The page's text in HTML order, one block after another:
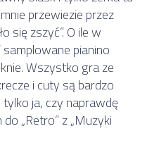
przewiezie przez
się zszyć”. O ile w
pianino
Wszystko gra ze
i cuty są bardzo
ja, czy naprawdę
„Retro” z „Muzyki